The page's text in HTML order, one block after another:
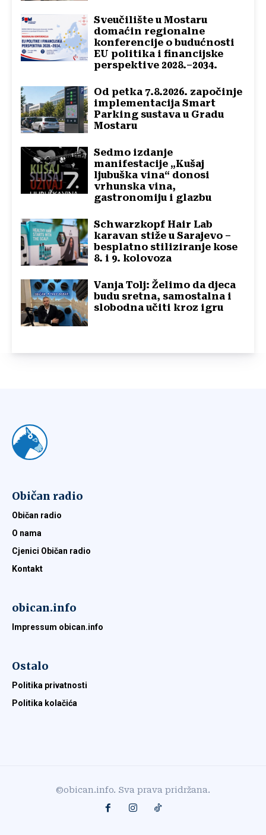
Sveučilište u Mostaru
domaćin regionalne
konferencije o budućnosti
EU politika i financijske
perspektive 2028.–2034.
Od petka 7.8.2026. započinje
implementacija Smart
Parking sustava u Gradu
Mostaru
Sedmo izdanje
manifestacije „Kušaj
ljubuška vina“ donosi
vrhunska vina,
gastronomiju i glazbu
Schwarzkopf Hair Lab
karavan stiže u Sarajevo –
besplatno stiliziranje kose
8. i 9. kolovoza
Vanja Tolj: Želimo da djeca
budu sretna, samostalna i
slobodna učiti kroz igru
Običan radio
Običan radio
O nama
Cjenici Običan radio
Kontakt
obican.info
Impressum obican.info
Ostalo
Politika privatnosti
Politika kolačića
©obican.info. Sva prava pridržana.